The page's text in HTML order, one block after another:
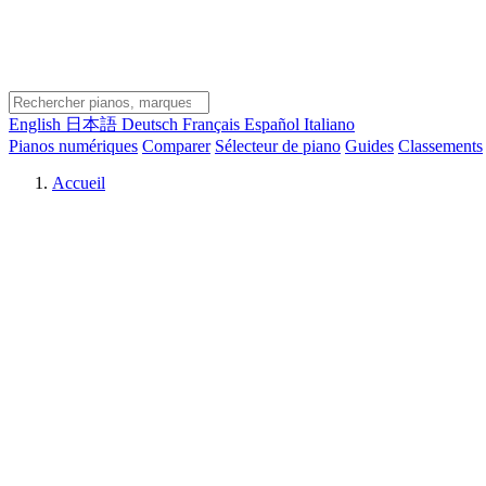
English 日本語 Deutsch Français Español Italiano
Pianos numériques Comparer Sélecteur de piano Guides Classements
Accueil